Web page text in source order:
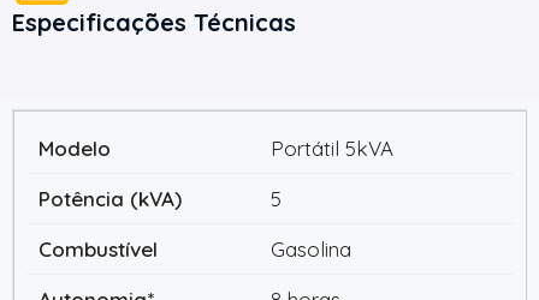
Especificações Técnicas
Portátil 5kVA
5
Gasolina